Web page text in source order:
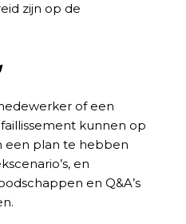
zijn op de
of een
kunnen op
een plan te hebben
en
en Q&A’s